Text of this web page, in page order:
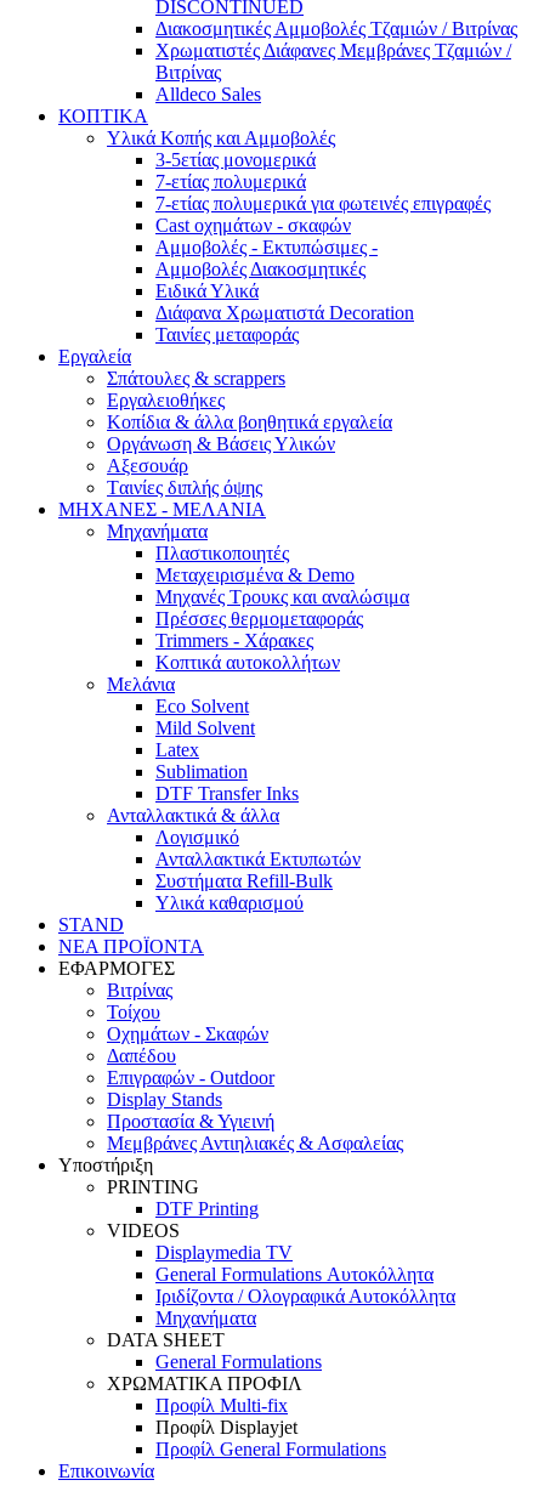
DISCONTINUED
Διακοσμητικές Αμμοβολές Τζαμιών / Βιτρίνας
Χρωματιστές Διάφανες Μεμβράνες Τζαμιών /
Βιτρίνας
Alldeco Sales
ΚΟΠΤΙΚΑ
Υλικά Κοπής και Αμμοβολές
3-5ετίας μονομερικά
7-ετίας πολυμερικά
7-ετίας πολυμερικά για φωτεινές επιγραφές
Cast οχημάτων - σκαφών
Aμμοβολές - Εκτυπώσιμες -
Αμμοβολές Διακοσμητικές
Ειδικά Υλικά
Διάφανα Χρωματιστά Decoration
Ταινίες μεταφοράς
Εργαλεία
Σπάτουλες & scrappers
Eργαλειοθήκες
Κοπίδια & άλλα βοηθητικά εργαλεία
Οργάνωση & Βάσεις Υλικών
Αξεσουάρ
Tαινίες διπλής όψης
ΜΗΧΑΝΕΣ - ΜΕΛΑΝΙΑ
Μηχανήματα
Πλαστικοποιητές
Mεταχειρισμένα & Demo
Mηχανές Τρουκς και αναλώσιμα
Πρέσσες θερμομεταφοράς
Trimmers - Χάρακες
Κοπτικά αυτοκολλήτων
Μελάνια
Eco Solvent
Mild Solvent
Latex
Sublimation
DTF Transfer Inks
Ανταλλακτικά & άλλα
Λογισμικό
Ανταλλακτικά Εκτυπωτών
Συστήματα Refill-Bulk
Υλικά καθαρισμού
STAND
ΝΕΑ ΠΡΟΪΟΝΤΑ
ΕΦΑΡΜΟΓΕΣ
Βιτρίνας
Τοίχου
Οχημάτων - Σκαφών
Δαπέδου
Επιγραφών - Outdoor
Display Stands
Προστασία & Υγιεινή
Μεμβράνες Αντιηλιακές & Ασφαλείας
Υποστήριξη
PRINTING
DTF Printing
VIDEOS
Displaymedia TV
General Formulations Αυτοκόλλητα
Ιριδίζοντα / Ολογραφικά Αυτοκόλλητα
Μηχανήματα
DATA SHEET
General Formulations
ΧΡΩΜΑΤΙΚΑ ΠΡΟΦΙΛ
Προφίλ Multi-fix
Προφίλ Displayjet
Προφίλ General Formulations
Επικοινωνία